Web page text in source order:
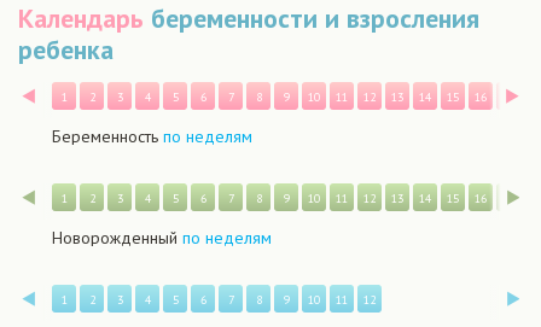
Календарь беременности и взросления
ребенка
Назад
1 2 3 4 5 6 7 8 9 10 11 12 13 14 15 16 17
Беременность по неделям
Назад
1 2 3 4 5 6 7 8 9 10 11 12 13 14 15 16 17
Новорожденный по неделям
Назад
1 2 3 4 5 6 7 8 9 10 11 12